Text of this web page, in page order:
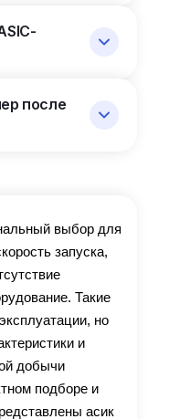
после
выбор для
запуска,
Такие
но
и
добычи
подборе и
асик